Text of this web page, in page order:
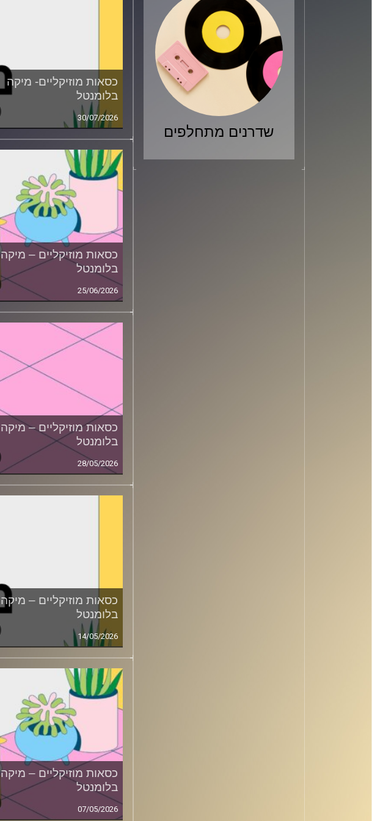
שדרנים מתחלפים
כסאות מוזיקליים- מיקה
בלומנטל
30/07/2026
כסאות מוזיקליים – מיקה
בלומנטל
25/06/2026
כסאות מוזיקליים – מיקה
בלומנטל
28/05/2026
כסאות מוזיקליים – מיקה
בלומנטל
14/05/2026
כסאות מוזיקליים – מיקה
בלומנטל
07/05/2026